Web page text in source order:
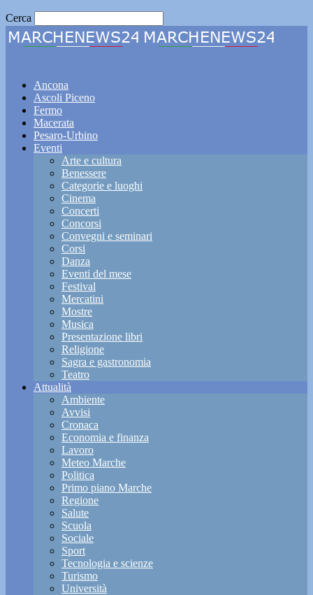
Cerca
Ancona
Ascoli Piceno
Fermo
Macerata
Pesaro-Urbino
Eventi
Arte e cultura
Benessere
Categorie e luoghi
Cinema
Concerti
Concorsi
Convegni e seminari
Corsi
Danza
Eventi del mese
Festival
Mercatini
Mostre
Musica
Presentazione libri
Religione
Sagra e gastronomia
Teatro
Attualità
Ambiente
Avvisi
Cronaca
Economia e finanza
Lavoro
Meteo Marche
Politica
Primo piano Marche
Regione
Salute
Scuola
Sociale
Sport
Tecnologia e scienze
Turismo
Università